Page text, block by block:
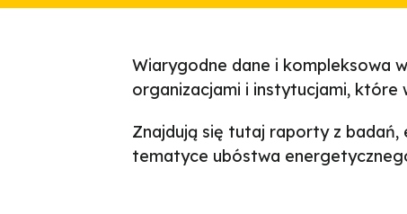
Wiarygodne dane i kompleksowa
organizacjami i instytucjami, które
Znajdują się tutaj raporty z badań,
tematyce ubóstwa